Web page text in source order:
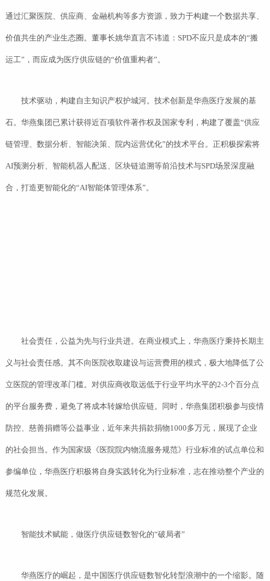
通过汇聚医院、供应商、金融机构等多方资源，致力于构建一个数据共享、
价值共生的产业生态圈。董事长姚华直言不讳道：SPD不应只是成本的“搬
运工”，而应成为医疗供应链的“价值重构者”。
技术驱动，构建自主知识产权护城河。技术创新是华燕医疗发展的基
石。华燕集团已累计获得近百项软件著作权及国家专利，构建了覆盖“供应
链管理、数据分析、智能决策、院内运营优化”的技术平台。正积极探索将
AI预测分析、智能机器人配送、区块链追溯等前沿技术与SPD场景深度融
合，打造更智能化的“AI智能体管理体系”。
社会责任，公益为先与行业共进。在商业模式上，华燕医疗秉持长期主
义与社会责任感。其不向医院收取建设与运营费用的模式，极大地降低了公
立医院的管理改革门槛。对供应商收取远低于行业平均水平的2-3个百分点
的平台服务费，避免了将成本转嫁给供应链。同时，华燕集团积极参与疫情
防控、慈善捐赠等公益事业，近年来共捐款捐物1000多万元，展现了企业
的社会担当。作为国家级《医院院内物流服务规范》行业标准的试点单位和
参编单位，华燕医疗积极将自身实践转化为行业标准，志在推动整个产业的
规范化发展。
智能技术赋能，做医疗供应链数智化的“破局者”
华燕医疗的崛起，是中国医疗供应链数智化转型浪潮中的一个缩影。随